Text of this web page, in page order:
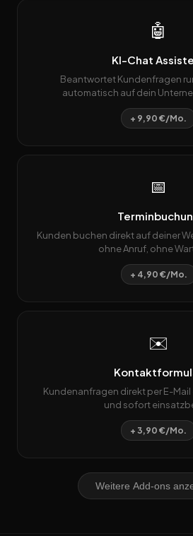
🤖
KI-Chat
Beantwortet Kundenfragen
automatisch auf dein
+ 9,90 €/Mo.
📅
Kunden buchen direkt auf deiner
ohne Anruf, ohne
+ 4,90 €/Mo.
✉️
Kundenanfragen direkt per E-Mail
und sofort
+ 3,90 €/Mo.
Weitere Add-ons